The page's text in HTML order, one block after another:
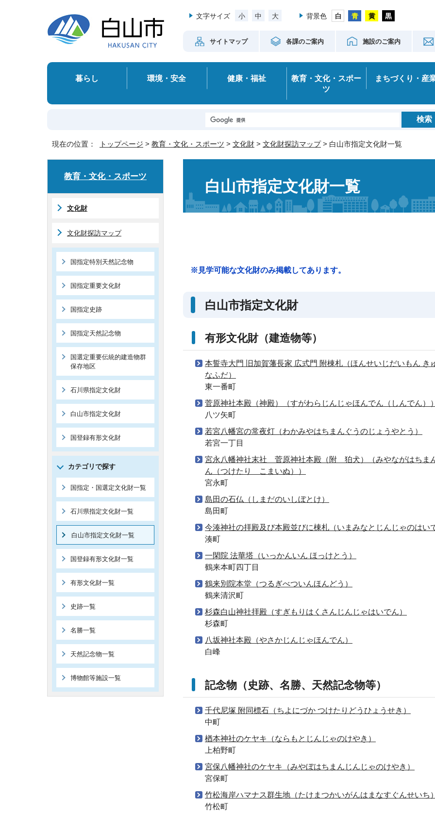
文字サイズ 小 中 大 背景色
サイトマップ 各課のご案内 施設のご案内
暮らし 環境・安全 健康・福祉
教育・文化・スポー
ツ
まちづくり・産
現在の位置： トップページ > 教育・文化・スポーツ > 文化財 > 文化財探訪マップ> 白山市指定文化財一覧
白山市指定文化財一覧
※見学可能な文化財のみ掲載してあります。
白山市指定文化財
有形文化財（建造物等）
本誓寺大門 旧加賀藩長家 広式門 附棟札（ほんせいじだいもん
なふだ）
東一番町
菅原神社本殿（神殿）（すがわらじんじゃほんでん（しんでん））
八ツ矢町
若宮八幡宮の常夜灯（わかみやはちまんぐうのじょうやとう）
若宮一丁目
宮永八幡神社末社 菅原神社本殿（附 狛犬）（みやながはちま
ん（つけたり こまいぬ））
宮永町
島田の石仏（しまだのいしぼとけ）
島田町
今湊神社の拝殿及び本殿並びに棟札（いまみなとじんじゃのはい
湊町
一閑院 法華塔（いっかんいん ほっけとう）
鶴来本町四丁目
鶴来別院本堂（つるぎべついんほんどう）
鶴来清沢町
杉森白山神社拝殿（すぎもりはくさんじんじゃはいでん）
杉森町
八坂神社本殿（やさかじんじゃほんでん）
白峰
記念物（史跡、名勝、天然記念物等）
千代尼塚 附同標石（ちよにづか つけたりどうひょうせき）
中町
楢本神社のケヤキ（ならもとじんじゃのけやき）
上柏野町
宮保八幡神社のケヤキ（みやぼはちまんじんじゃのけやき）
宮保町
竹松海岸ハマナス群生地（たけまつかいがんはまなすぐんせいち）
竹松町
教育・文化・スポーツ
文化財
文化財探訪マップ
国指定特別天然記念物
国指定重要文化財
国指定史跡
国指定天然記念物
国選定重要伝統的建造物群
保存地区
石川県指定文化財
白山市指定文化財
国登録有形文化財
カテゴリで探す
国指定・国選定文化財一覧
石川県指定文化財一覧
白山市指定文化財一覧
国登録有形文化財一覧
有形文化財一覧
史跡一覧
名勝一覧
天然記念物一覧
博物館等施設一覧